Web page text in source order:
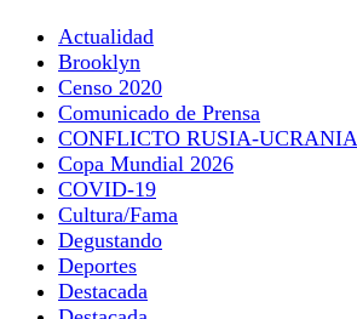
Actualidad
Brooklyn
Censo 2020
Comunicado de Prensa
CONFLICTO RUSIA-UCRANIA
Copa Mundial 2026
COVID-19
Cultura/Fama
Degustando
Deportes
Destacada